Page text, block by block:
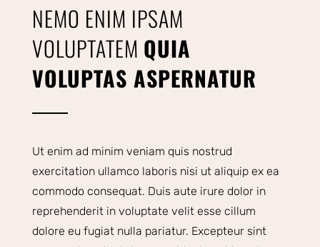
NEMO ENIM IPSAM
VOLUPTATEM QUIA
VOLUPTAS ASPERNATUR
Ut enim ad minim veniam quis nostrud
exercitation ullamco laboris nisi ut aliquip ex ea
commodo consequat. Duis aute irure dolor in
reprehenderit in voluptate velit esse cillum
dolore eu fugiat nulla pariatur. Excepteur sint